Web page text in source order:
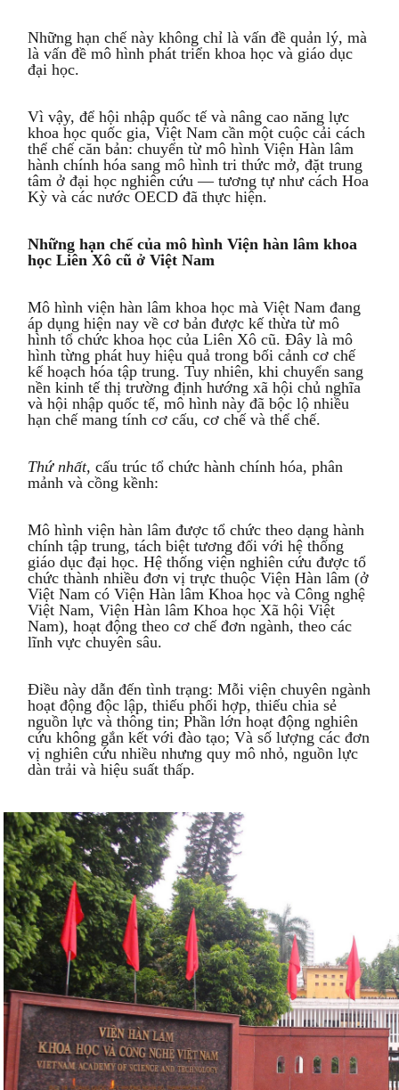
Những hạn chế này không chỉ là vấn đề quản lý, mà
là vấn đề mô hình phát triển khoa học và giáo dục
đại học.
Vì vậy, để hội nhập quốc tế và nâng cao năng lực
khoa học quốc gia, Việt Nam cần một cuộc cải cách
thể chế căn bản: chuyển từ mô hình Viện Hàn lâm
hành chính hóa sang mô hình tri thức mở, đặt trung
tâm ở đại học nghiên cứu — tương tự như cách Hoa
Kỳ và các nước OECD đã thực hiện.
Những hạn chế của mô hình Viện hàn lâm khoa
học Liên Xô cũ ở Việt Nam
Mô hình viện hàn lâm khoa học mà Việt Nam đang
áp dụng hiện nay về cơ bản được kế thừa từ mô
hình tổ chức khoa học của Liên Xô cũ. Đây là mô
hình từng phát huy hiệu quả trong bối cảnh cơ chế
kế hoạch hóa tập trung. Tuy nhiên, khi chuyển sang
nền kinh tế thị trường định hướng xã hội chủ nghĩa
và hội nhập quốc tế, mô hình này đã bộc lộ nhiều
hạn chế mang tính cơ cấu, cơ chế và thể chế.
Thứ nhất, cấu trúc tổ chức hành chính hóa, phân
mảnh và cồng kềnh:
Mô hình viện hàn lâm được tổ chức theo dạng hành
chính tập trung, tách biệt tương đối với hệ thống
giáo dục đại học. Hệ thống viện nghiên cứu được tổ
chức thành nhiều đơn vị trực thuộc Viện Hàn lâm (ở
Việt Nam có Viện Hàn lâm Khoa học và Công nghệ
Việt Nam, Viện Hàn lâm Khoa học Xã hội Việt
Nam), hoạt động theo cơ chế đơn ngành, theo các
lĩnh vực chuyên sâu.
Điều này dẫn đến tình trạng: Mỗi viện chuyên ngành
hoạt động độc lập, thiếu phối hợp, thiếu chia sẻ
nguồn lực và thông tin; Phần lớn hoạt động nghiên
cứu không gắn kết với đào tạo; Và số lượng các đơn
vị nghiên cứu nhiều nhưng quy mô nhỏ, nguồn lực
dàn trải và hiệu suất thấp.